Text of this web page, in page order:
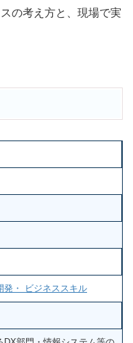
の考え方と、現場で実
発・ ビジネススキル